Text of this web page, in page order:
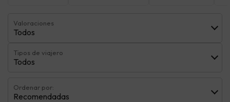
Valoraciones
Todos
Tipos de viajero
Todos
Ordenar por:
Recomendadas